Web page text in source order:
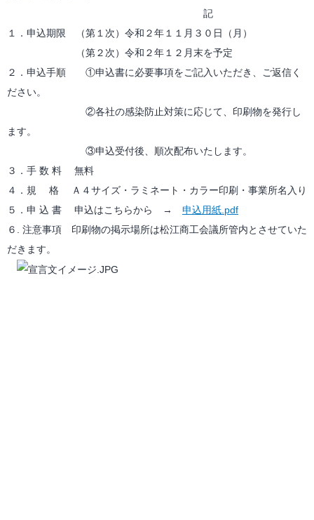
記
１．申込期限 （第１次）令和２年１１月３０日（月）
（第２次）令和２年１２月末を予定
２．申込手順 ①申込書に必要事項をご記入いただき、ご返信く
ださい。
②各社の感染防止対策に応じて、印刷物を発行し
ます。
③申込受付後、順次配布いたします。
３．手 数 料 無料
４．規 格 Ａ４サイズ・ラミネート・カラー印刷・事業所名入り
５．申 込 書 申込はこちらから → 申込用紙.pdf
６. 注意事項 印刷物の掲示場所は松江商工会議所管内とさせていた
だきます。